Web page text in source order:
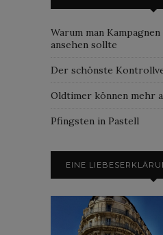
Warum man
ansehen sollte
Der schönste
Oldtimer können mehr
Pfingsten in Pastell
EINE